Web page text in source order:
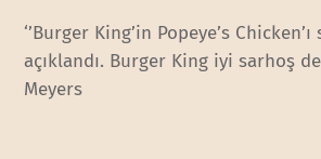
‘’Burger King’in Popeye’s Chicken’ı
açıklandı. Burger King iyi sarhoş
Meyers